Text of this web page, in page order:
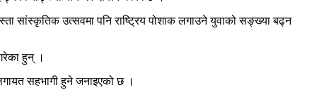
सांस्कृतिक उत्सवमा पनि राष्ट्रिय पोशाक लगाउने युवाको सङ्ख्या बढ्न
हुन् ।
सहभागी हुने जनाइएको छ ।